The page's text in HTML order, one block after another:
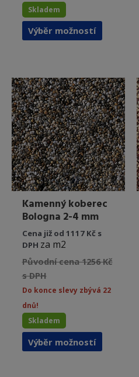
Skladem
Výběr možností
Tento
produkt
variant.
Možnosti
lze
vybrat
na
stránce
produktu
Kamenný koberec
Bologna 2-4 mm
Cena již od 1117 Kč s
DPH za m2
Původní cena 1256 Kč
s DPH
Do konce slevy zbývá 22
dnů!
Skladem
Výběr možností
Tento
produkt